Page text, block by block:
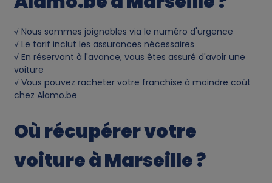
√ Nous sommes joignables via le numéro d'urgence
√ Le tarif inclut les assurances nécessaires
√ En réservant à l'avance, vous êtes assuré d'avoir une
voiture
√ Vous pouvez racheter votre franchise à moindre coût
chez Alamo.be
Où récupérer votre
voiture à Marseille ?